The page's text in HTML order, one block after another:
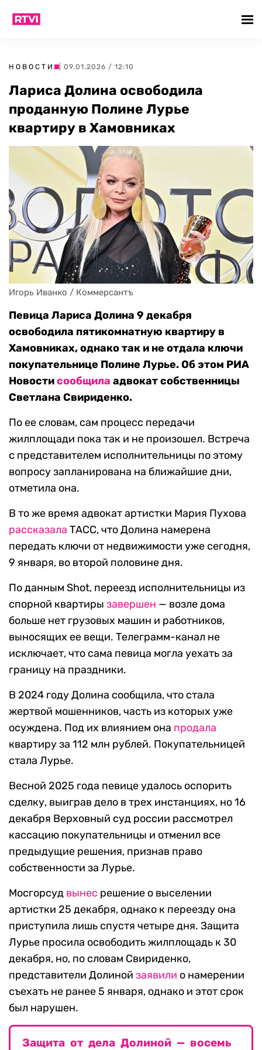
НОВОСТИ | 09.01.2026 / 12:10
Лариса Долина освободила
проданную Полине Лурье
квартиру в Хамовниках
Игорь Иванко / Коммерсантъ
Певица Лариса Долина 9 декабря
освободила пятикомнатную квартиру в
Хамовниках, однако так и не отдала ключи
покупательнице Полине Лурье. Об этом РИА
Новостисообщила адвокат собственницы
Светлана Свириденко.
По ее словам, сам процесс передачи
жилплощади пока так и не произошел. Встреча
с представителем исполнительницы по этому
вопросу запланирована на ближайшие дни,
отметила она.
В то же время адвокат артистки Мария Пухова
рассказала ТАСС, что Долина намерена
передать ключи от недвижимости уже сегодня,
9 января, во второй половине дня.
По данным Shot, переезд исполнительницы из
спорной квартиры завершен — возле дома
больше нет грузовых машин и работников,
выносящих ее вещи. Телеграмм-канал не
исключает, что сама певица могла уехать за
границу на праздники.
В 2024 году Долина сообщила, что стала
жертвой мошенников, часть из которых уже
осуждена. Под их влиянием она продала
квартиру за 112 млн рублей. Покупательницей
стала Лурье.
Весной 2025 года певице удалось оспорить
сделку, выиграв дело в трех инстанциях, но 16
декабря Верховный суд россии рассмотрел
кассацию покупательницы и отменил все
предыдущие решения, признав право
собственности за Лурье.
Мосгорсуд вынес решение о выселении
артистки 25 декабря, однако к переезду она
приступила лишь спустя четыре дня. Защита
Лурье просила освободить жилплощадь к 30
декабря, но, по словам Свириденко,
представители Долиной заявили о намерении
съехать не ранее 5 января, однако и этот срок
был нарушен.
Защита от дела Долиной — восемь